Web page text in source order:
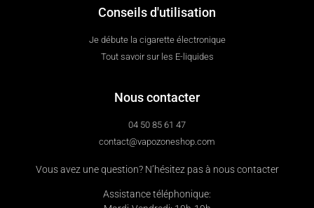
Conseils d'utilisation
Je débute la cigarette électronique
Tout savoir sur les E-liquides
Nous contacter
04 50 85 61 47
contact@vapozoneshop.com
Vous avez une question? N’hésitez pas à nous contacter
Assistance téléphonique: